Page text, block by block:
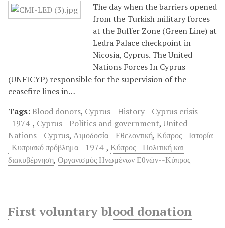
The day when the barriers opened
from the Turkish military forces
at the Buffer Zone (Green Line) at
Ledra Palace checkpoint in
Nicosia, Cyprus. The United
Nations Forces In Cyprus
(UNFICYP) responsible for the supervision of the
ceasefire lines in…
Tags: Blood donors, Cyprus--History--Cyprus crisis-
-1974-, Cyprus--Politics and government, United
Nations--Cyprus, Αιμοδοσία--Εθελοντική, Κύπρος--Ιστορία-
-Κυπριακό πρόβλημα--1974-, Κύπρος--Πολιτική και
διακυβέρνηση, Οργανισμός Ηνωμένων Εθνών--Κύπρος
First voluntary blood donation